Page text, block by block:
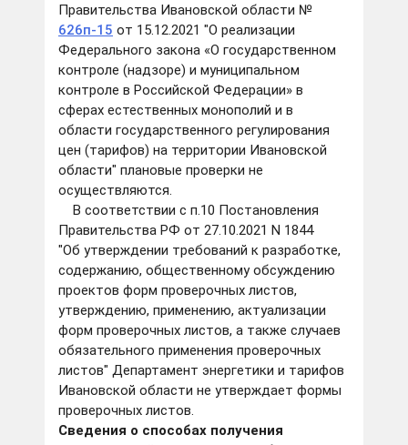
Правительства Ивановской области №
626п-15 от 15.12.2021 "О реализации
Федерального закона «О государственном
контроле (надзоре) и муниципальном
контроле в Российской Федерации» в
сферах естественных монополий и в
области государственного регулирования
цен (тарифов) на территории Ивановской
области" плановые проверки не
осуществляются.
В соответствии с п.10 Постановления
Правительства РФ от 27.10.2021 N 1844
"Об утверждении требований к разработке,
содержанию, общественному обсуждению
проектов форм проверочных листов,
утверждению, применению, актуализации
форм проверочных листов, а также случаев
обязательного применения проверочных
листов" Департамент энергетики и тарифов
Ивановской области не утверждает формы
проверочных листов.
Сведения о способах получения